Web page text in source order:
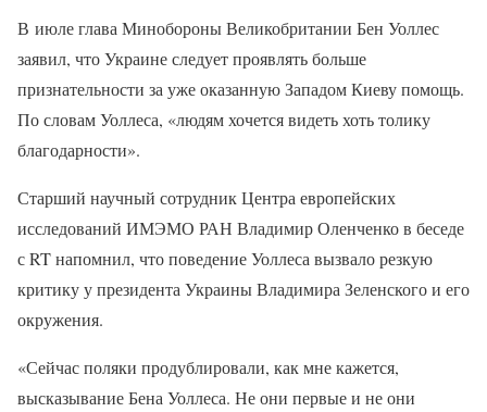
В июле глава Минобороны Великобритании Бен Уоллес
заявил, что Украине следует проявлять больше
признательности за уже оказанную Западом Киеву помощь.
По словам Уоллеса, «людям хочется видеть хоть толику
благодарности».
Старший научный сотрудник Центра европейских
исследований ИМЭМО РАН Владимир Оленченко в беседе
с RT напомнил, что поведение Уоллеса вызвало резкую
критику у президента Украины Владимира Зеленского и его
окружения.
«Сейчас поляки продублировали, как мне кажется,
высказывание Бена Уоллеса. Не они первые и не они